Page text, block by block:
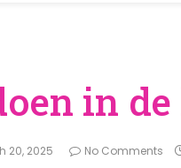
in
20, 2025 No Comments